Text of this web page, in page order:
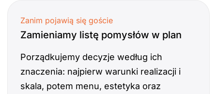
Zanim pojawią się goście
Zamieniamy listę pomysłów w plan
Porządkujemy decyzje według ich
znaczenia: najpierw warunki realizacji i
skala, potem menu, estetyka oraz